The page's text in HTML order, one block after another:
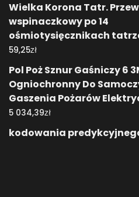
Wielka Korona Tatr.
wspinaczkowy po 14
ośmiotysięcznikach
59,25zł
Pol Poż Sznur Gaśniczy 6
Ogniochronny Do
Gaszenia Pożarów
5 034,39zł
kodowania